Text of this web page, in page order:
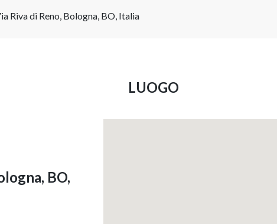
Riva di Reno, Bologna, BO, Italia
LUOGO
BO,